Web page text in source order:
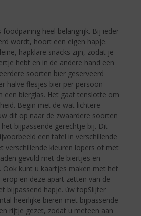
foodpairing heel belangrijk. Bij ieder
wordt, hoort een eigen hapje.
hapklare snacks zijn, zodat je
hebt en in de andere hand een
soorten bier geserveerd
halve flesjes bier per persoon
een bierglas. Het gaat tenslotte om
Begin met de wat lichtere
dit op naar de zwaardere soorten
bijpassende gerechtje bij. Dit
een tafel in verschillende
verschillende kleuren lopers of met
gevuld met de biertjes en
Ook kunt u kaartjes maken met het
en deze apart zetten van de
bijpassend hapje. úw topSlijter
heerlijke bieren met bijpassende
rijtje gezet, zodat u meteen aan